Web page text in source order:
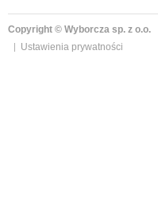
Copyright © Wyborcza sp. z o.o.
Ustawienia prywatności